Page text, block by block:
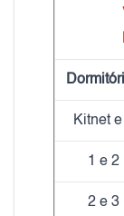
Kitnet e
1 e 2
2 e 3